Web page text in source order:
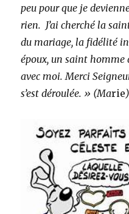
peu pour que je
rien. J’ai cherché la
du mariage, la fidélité
époux, un saint homme
avec moi. Merci
s’est déroulée. » (Marie)